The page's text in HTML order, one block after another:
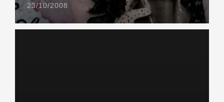
23/10/2008